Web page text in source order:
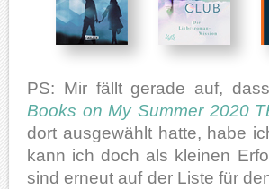
PS: Mir fällt gerade auf,
Books on My Summer 2020
dort ausgewählt hatte, habe
kann ich doch als kleinen
sind erneut auf der Liste für